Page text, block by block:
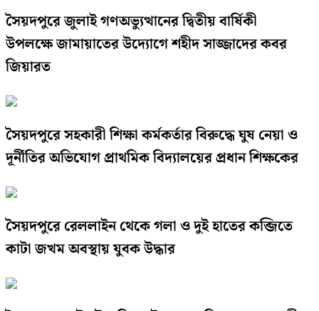
সৈয়দপুরে জুলাই গণঅভ্যুত্থানের দ্বিতীয় বার্ষিকী
উপলক্ষে জামায়াতের উদ্যোগে শহীদ সাজ্জাদের কবর
জিয়ারত
সৈয়দপুরে সহকারী শিক্ষা কর্মকর্তার বিরুদ্ধে ঘুষ নেয়া ও
দূর্নীতির অভিযোগ প্রাথমিক বিদ্যালয়ের প্রধান শিক্ষকের
সৈয়দপুরে রেললাইন থেকে গলা ও দুই হাতের কব্জিতে
কাটা জখম অবস্থায় যুবক উদ্ধার